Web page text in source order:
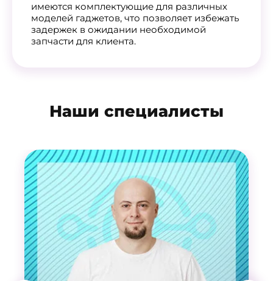
имеются комплектующие для различных
моделей гаджетов, что позволяет избежать
задержек в ожидании необходимой
запчасти для клиента.
Наши специалисты